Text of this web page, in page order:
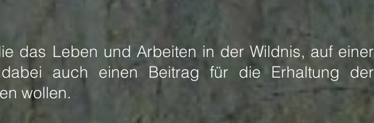
das Leben und Arbeiten in der Wildnis, auf einer
auch einen Beitrag für die Erhaltung der
wollen.